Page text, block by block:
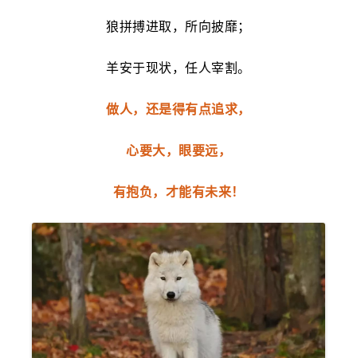
狼拼搏进取，所向披靡；
羊安于现状，任人宰割。
做人，还是得有点追求，
心要大，眼要远，
有抱负，才能有未来！